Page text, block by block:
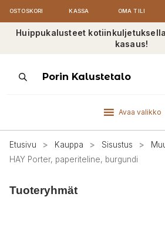
OSTOSKORI KASSA OMA TILI
Huippukalusteet
kasaus!
ProductsPorin Kalustetalo
Avaa valikko
Etusivu > Kauppa > Sisustus >
HAY Porter, paperiteline, burgundi
Tuoteryhmät